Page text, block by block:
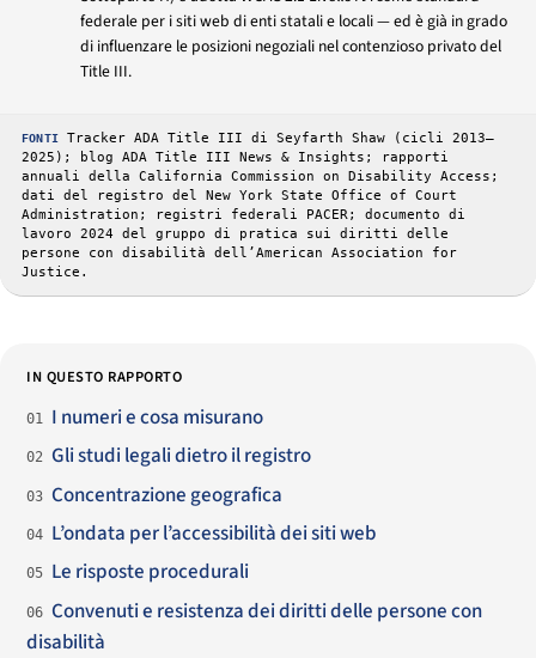
federale per i siti web di enti statali e locali — ed è già in grado
di influenzare le posizioni negoziali nel contenzioso privato del
Title III.
FONTI Tracker ADA Title III di Seyfarth Shaw (cicli 2013–
2025); blog ADA Title III News & Insights; rapporti
annuali della California Commission on Disability Access;
dati del registro del New York State Office of Court
Administration; registri federali PACER; documento di
lavoro 2024 del gruppo di pratica sui diritti delle
persone con disabilità dell’American Association for
Justice.
IN QUESTO RAPPORTO
01 I numeri e cosa misurano
02 Gli studi legali dietro il registro
03 Concentrazione geografica
04 L’ondata per l’accessibilità dei siti web
05 Le risposte procedurali
06 Convenuti e resistenza dei diritti delle persone con
disabilità